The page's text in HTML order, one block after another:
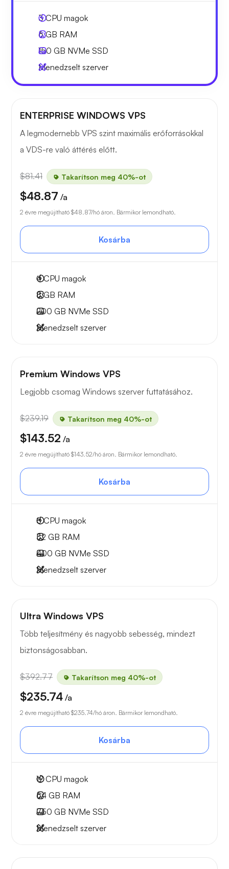
3CPU magok
6 GB RAM
150 GB NVMe SSD
Menedzselt szerver
ENTERPRISE WINDOWS VPS
A legmodernebb VPS szint maximális erőforrásokkal
a VDS-re való áttérés előtt.
$81.41 Takarítson meg 40%-ot
$48.87 /a
2 évre megújítható $48.87/hó áron. Bármikor lemondható.
Kosárba
4CPU magok
8 GB RAM
200 GB NVMe SSD
Menedzselt szerver
Premium Windows VPS
Legjobb csomag Windows szerver futtatásához.
$239.19 Takarítson meg 40%-ot
$143.52 /a
2 évre megújítható $143.52/hó áron. Bármikor lemondható.
Kosárba
8CPU magok
32 GB RAM
400 GB NVMe SSD
Menedzselt szerver
Ultra Windows VPS
Több teljesítmény és nagyobb sebesség, mindezt
biztonságosabban.
$392.77 Takarítson meg 40%-ot
$235.74 /a
2 évre megújítható $235.74/hó áron. Bármikor lemondható.
Kosárba
12CPU magok
64 GB RAM
750 GB NVMe SSD
Menedzselt szerver